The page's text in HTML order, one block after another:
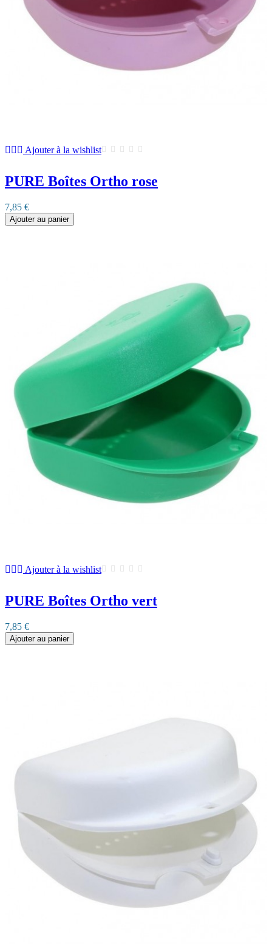
Ajouter à la wishlist
PURE Boîtes Ortho rose
7,85 €
Ajouter au panier
Ajouter à la wishlist
PURE Boîtes Ortho vert
7,85 €
Ajouter au panier